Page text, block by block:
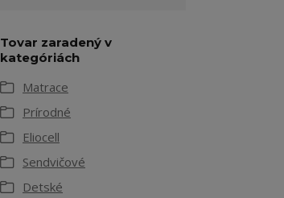
Tovar zaradený v
kategóriách
Matrace
Prírodné
Eliocell
Sendvičové
Detské